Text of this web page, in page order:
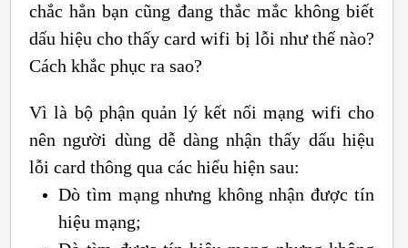
chắc hẳn bạn cũng đang thắc mắc không biết
dấu hiệu cho thấy card wifi bị lỗi như thế nào?
Cách khắc phục ra sao?
Vì là bộ phận quản lý kết nối mạng wifi cho
nên người dùng dễ dàng nhận thấy dấu hiệu
lỗi card thông qua các hiểu hiện sau:
Dò tìm mạng nhưng không nhận được tín
hiệu mạng;